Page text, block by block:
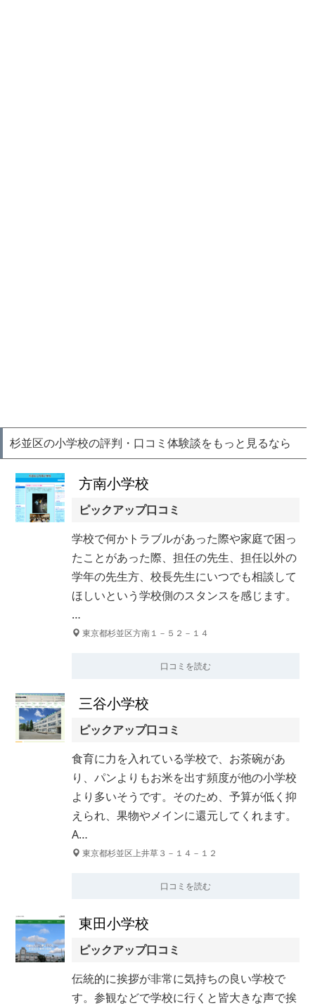
杉並区の小学校の評判・口コミ体験談をもっと見るなら
方南小学校
ピックアップ口コミ
学校で何かトラブルがあった際や家庭で困っ
たことがあった際、担任の先生、担任以外の
学年の先生方、校長先生にいつでも相談して
ほしいという学校側のスタンスを感じます。
…
東京都杉並区方南１－５２－１４
口コミを読む
三谷小学校
ピックアップ口コミ
食育に力を入れている学校で、お茶碗があ
り、パンよりもお米を出す頻度が他の小学校
より多いそうです。そのため、予算が低く抑
えられ、果物やメインに還元してくれます。
A…
東京都杉並区上井草３－１４－１２
口コミを読む
東田小学校
ピックアップ口コミ
伝統的に挨拶が非常に気持ちの良い学校で
す。参観などで学校に行くと皆大きな声で挨